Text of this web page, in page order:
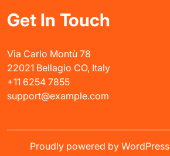
Get In Touch
Via Carlo Montù 78
22021 Bellagio CO, Italy
+11 6254 7855
support@example.com
Proudly powered by WordPress